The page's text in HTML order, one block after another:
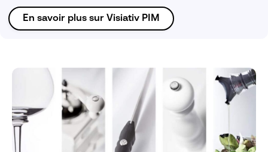
En savoir plus sur Visiativ PIM